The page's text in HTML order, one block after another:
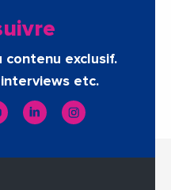
contenu exclusif.
etc.